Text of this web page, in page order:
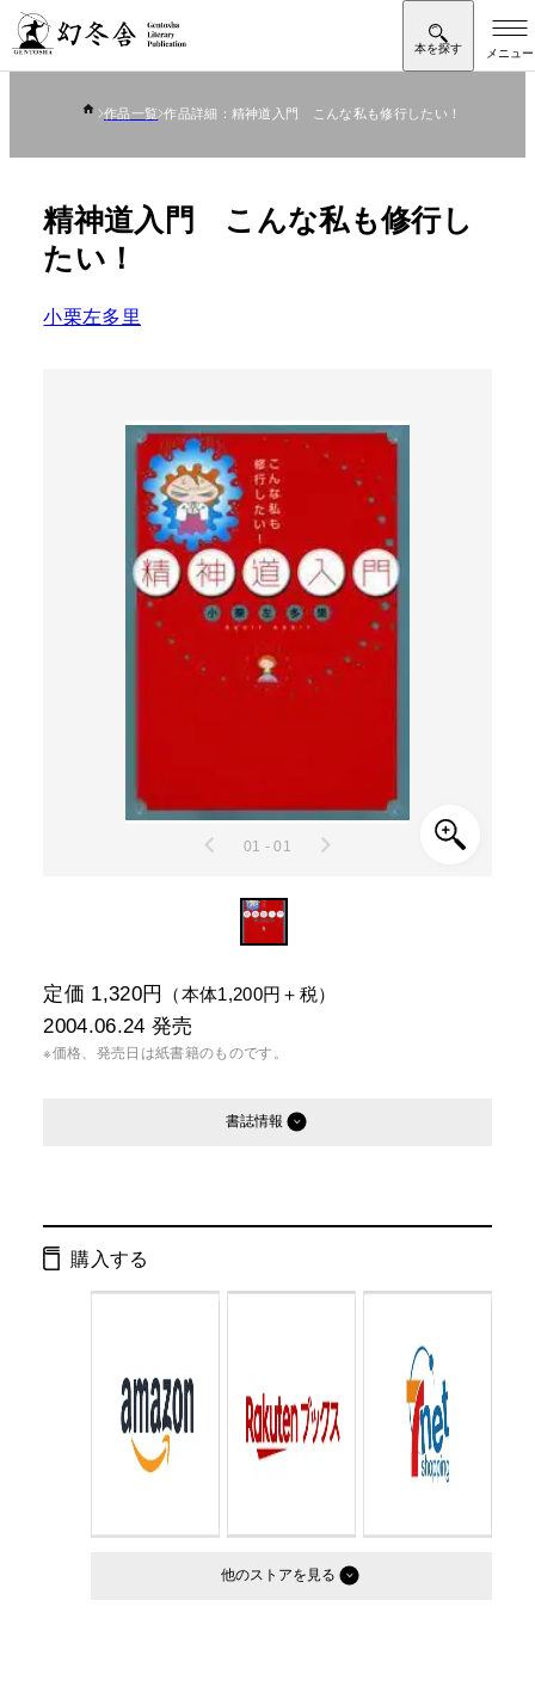
作品一覧 作品詳細：精神道入門 こんな私も修行したい！
精神道入門 こんな私も修行し
たい！
小栗左多里
01 - 01
定価 1,320円 （本体1,200円＋税）
2004.06.24 発売
※価格、発売日は紙書籍のものです。
書誌情報
ISBN： 9784344006256
判型：
購入する
他のストア